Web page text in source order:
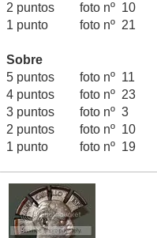
2 puntos foto nº 10
1 punto foto nº 21
Sobre
5 puntos foto nº 11
4 puntos foto nº 23
3 puntos foto nº 3
2 puntos foto nº 10
1 punto foto nº 19